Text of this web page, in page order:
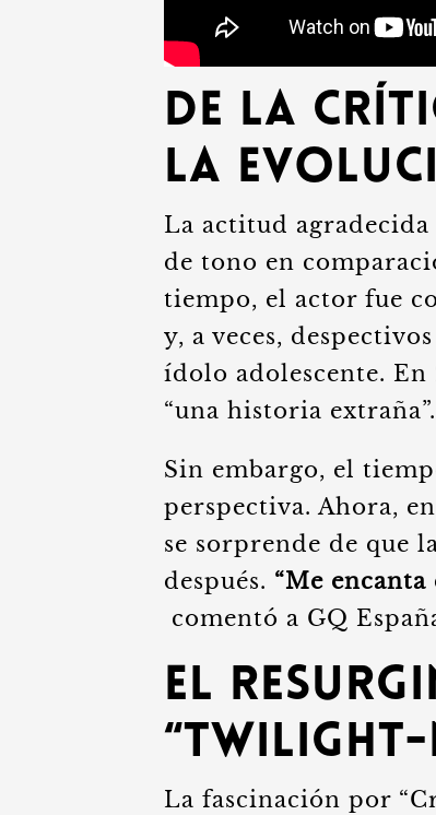
De la
La
La actitud
de tono en
tiempo, el actor fue
y, a veces,
ídolo adolescente.
“una historia extraña”.
Sin embargo, el
perspectiva. Ahora,
se sorprende de que
después. “Me
comentó a GQ
El
“Twilight-
La fascinación por